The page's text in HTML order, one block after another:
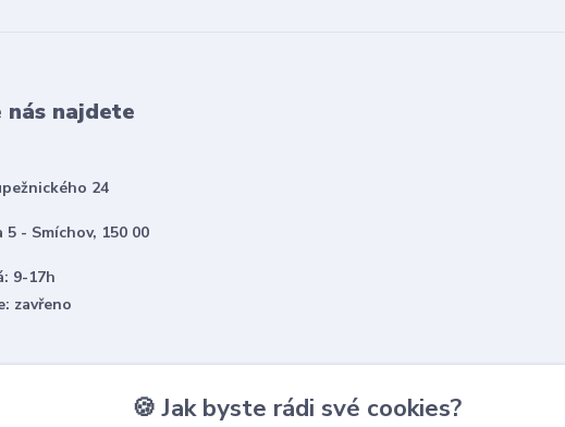
nás najdete
24
5 - Smíchov, 150 00
9-17h
zavřeno
🍪 Jak byste rádi své cookies?